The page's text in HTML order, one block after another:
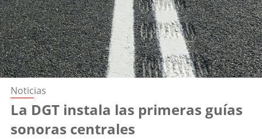
Noticias
La DGT instala las primeras guías
sonoras centrales